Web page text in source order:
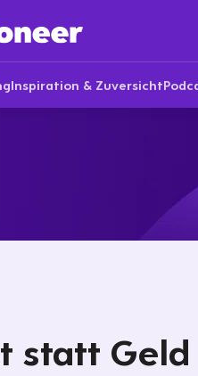
Inspiration & Zuversicht
statt Geld